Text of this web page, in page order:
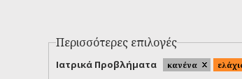
Περισσότερες επιλογές
Ιατρικά Προβλήματα κανένα